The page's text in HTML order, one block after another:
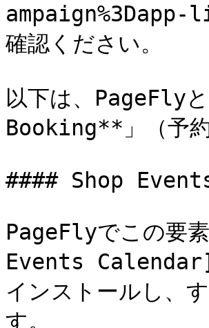
確認ください。
以下は、PageFly
Booking**」（予
#### Shop
PageFlyでこの要
Events
インストールし、
す。